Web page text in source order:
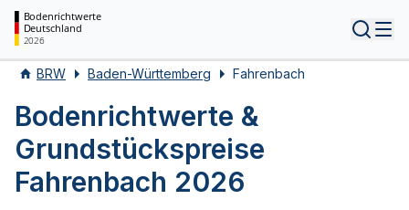
Bodenrichtwerte
Deutschland
2026
BRW Baden-Württemberg Fahrenbach
Bodenrichtwerte &
Grundstückspreise
Fahrenbach 2026